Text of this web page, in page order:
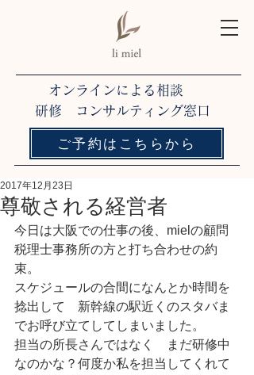
オンラインによる相談
研修 コンサルティング窓口
ご予約はこちらから
尊敬される経営者
2017年12月23日
今日は大阪での仕事の後、mielの顧問
税理士事務所の方と打ち合わせの約
束。
スケジュールの合間になんとか時間を
捻出して　新幹線の駅近くのスタバま
でお呼び立てしてしまいました。
担当の所長さんではなく　まだ研修中
なのかな？何度か私を担当してくれて